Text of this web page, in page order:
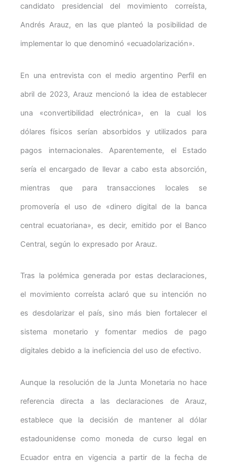
candidato presidencial del movimiento correísta,
Andrés Arauz, en las que planteó la posibilidad de
implementar lo que denominó «ecuadolarización».
En una entrevista con el medio argentino Perfil en
abril de 2023, Arauz mencionó la idea de establecer
una «convertibilidad electrónica», en la cual los
dólares físicos serían absorbidos y utilizados para
pagos internacionales. Aparentemente, el Estado
sería el encargado de llevar a cabo esta absorción,
mientras que para transacciones locales se
promovería el uso de «dinero digital de la banca
central ecuatoriana», es decir, emitido por el Banco
Central, según lo expresado por Arauz.
Tras la polémica generada por estas declaraciones,
el movimiento correísta aclaró que su intención no
es desdolarizar el país, sino más bien fortalecer el
sistema monetario y fomentar medios de pago
digitales debido a la ineficiencia del uso de efectivo.
Aunque la resolución de la Junta Monetaria no hace
referencia directa a las declaraciones de Arauz,
establece que la decisión de mantener al dólar
estadounidense como moneda de curso legal en
Ecuador entra en vigencia a partir de la fecha de